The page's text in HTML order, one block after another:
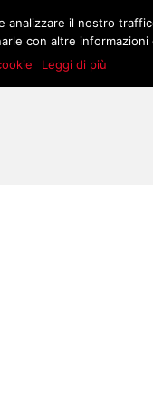
MARKTil nostro
con altre
Leggi di più